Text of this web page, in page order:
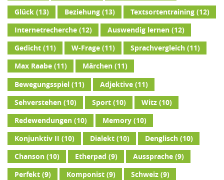
Glück(13) Beziehung(13) Textsortentraining(12)
Internetrecherche(12) Auswendig lernen(12)
Gedicht(11) W-Frage(11) Sprachvergleich(11)
Max Raabe(11) Märchen(11)
Bewegungsspiel(11) Adjektive(11)
Sehverstehen(10) Sport(10) Witz(10)
Redewendungen(10) Memory(10)
Konjunktiv II (10) Dialekt(10) Denglisch(10)
Chanson(10) Etherpad (9) Aussprache(9)
Perfekt(9) Komponist(9) Schweiz(9)